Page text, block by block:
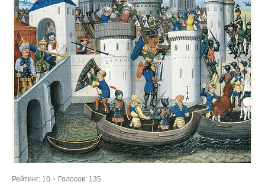
Рейтинг: 10 Голосов: 135